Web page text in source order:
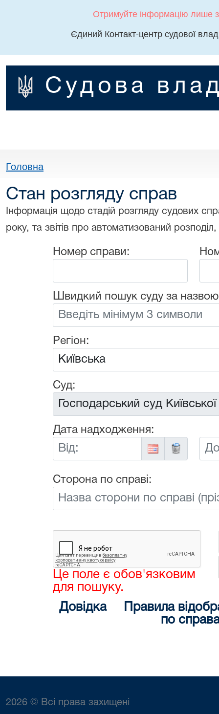
Отримуйте інформацію лише
Єдиний Контакт-центр судової
Судова
Головна
Стан розгляду справ
Інформація щодо стадій розгляду судових
року, та звітів про автоматизований
Номер справи:
Швидкий пошук суду за
Регіон:
Суд:
Дата надходження:
Від:
До:
Сторона по справі:
Це поле є обов'язковим
для пошуку.
Довідка
Правила
по
2026 © Всі права захищені